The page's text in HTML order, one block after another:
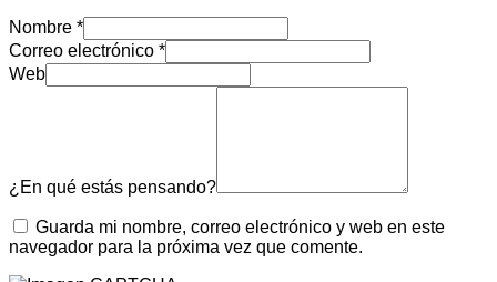
Nombre *
Correo electrónico *
Web
¿En qué estás pensando?
Guarda mi nombre, correo electrónico y web en este
navegador para la próxima vez que comente.